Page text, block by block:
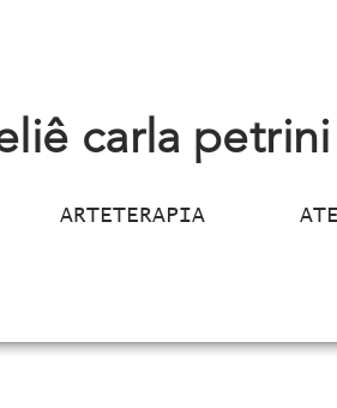
carla petrini
ARTETERAPIA